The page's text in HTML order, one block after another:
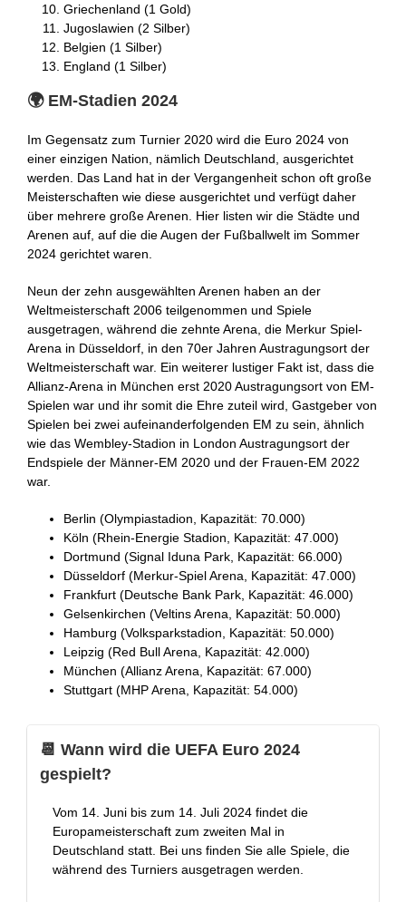
Griechenland (1 Gold)
Jugoslawien (2 Silber)
Belgien (1 Silber)
England (1 Silber)
🌍 EM-Stadien 2024
Im Gegensatz zum Turnier 2020 wird die Euro 2024 von
einer einzigen Nation, nämlich Deutschland, ausgerichtet
werden. Das Land hat in der Vergangenheit schon oft große
Meisterschaften wie diese ausgerichtet und verfügt daher
über mehrere große Arenen. Hier listen wir die Städte und
Arenen auf, auf die die Augen der Fußballwelt im Sommer
2024 gerichtet waren.
Neun der zehn ausgewählten Arenen haben an der
Weltmeisterschaft 2006 teilgenommen und Spiele
ausgetragen, während die zehnte Arena, die Merkur Spiel-
Arena in Düsseldorf, in den 70er Jahren Austragungsort der
Weltmeisterschaft war. Ein weiterer lustiger Fakt ist, dass die
Allianz-Arena in München erst 2020 Austragungsort von EM-
Spielen war und ihr somit die Ehre zuteil wird, Gastgeber von
Spielen bei zwei aufeinanderfolgenden EM zu sein, ähnlich
wie das Wembley-Stadion in London Austragungsort der
Endspiele der Männer-EM 2020 und der Frauen-EM 2022
war.
Berlin (Olympiastadion, Kapazität: 70.000)
Köln (Rhein-Energie Stadion, Kapazität: 47.000)
Dortmund (Signal Iduna Park, Kapazität: 66.000)
Düsseldorf (Merkur-Spiel Arena, Kapazität: 47.000)
Frankfurt (Deutsche Bank Park, Kapazität: 46.000)
Gelsenkirchen (Veltins Arena, Kapazität: 50.000)
Hamburg (Volksparkstadion, Kapazität: 50.000)
Leipzig (Red Bull Arena, Kapazität: 42.000)
München (Allianz Arena, Kapazität: 67.000)
Stuttgart (MHP Arena, Kapazität: 54.000)
📆 Wann wird die UEFA Euro 2024
gespielt?
Vom 14. Juni bis zum 14. Juli 2024 findet die
Europameisterschaft zum zweiten Mal in
Deutschland statt. Bei uns finden Sie alle Spiele, die
während des Turniers ausgetragen werden.